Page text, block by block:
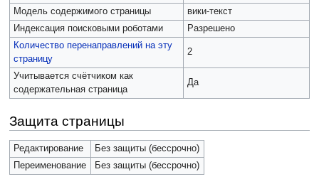
Модель содержимого страницы
вики-текст
Индексация поисковыми роботами
Разрешено
Количество перенаправлений на эту
страницу
2
Учитывается счётчиком как
содержательная страница
Да
Защита страницы
Редактирование
Без защиты (бессрочно)
Переименование
Без защиты (бессрочно)